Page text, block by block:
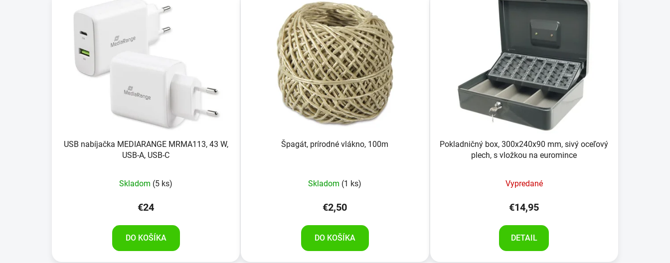
USB nabíjačka MEDIARANGE MRMA113, 43 W,
USB-A, USB-C
Skladom (5 ks)
€24
DO KOŠÍKA
Špagát, prírodné vlákno, 100m
Skladom (1 ks)
€2,50
DO KOŠÍKA
Pokladničný box, 300x240x90 mm, sivý oceľový
plech, s vložkou na euromince
Vypredané
€14,95
DETAIL